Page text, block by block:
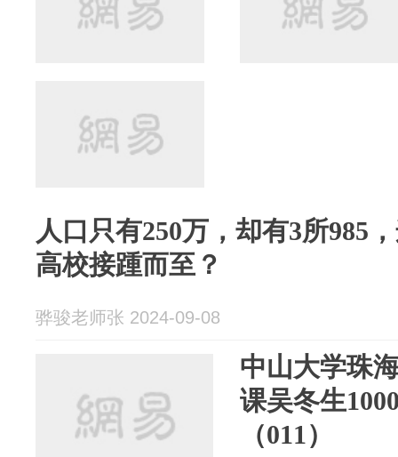
人口只有250万，却有3所985
高校接踵而至？
骅骏老师张 2024-09-08
中山大学珠
课吴冬生
（011）